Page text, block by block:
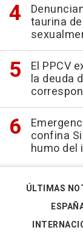
taurina
El PPCV
la deuda
confina
humo del
ÚLTIMAS